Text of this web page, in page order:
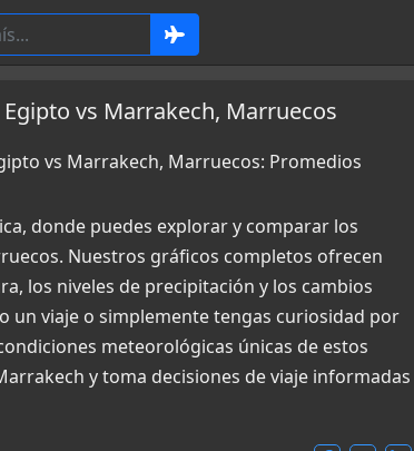
vs Marrakech, Marruecos
vs Marrakech, Marruecos: Promedios
donde puedes explorar y comparar los
Nuestros gráficos completos ofrecen
los niveles de precipitación y los cambios
un viaje o simplemente tengas curiosidad por
meteorológicas únicas de estos
y toma decisiones de viaje informadas